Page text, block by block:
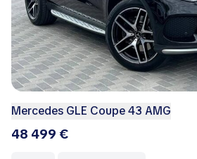
Mercedes GLE Coupe 43 AMG
48 499 €